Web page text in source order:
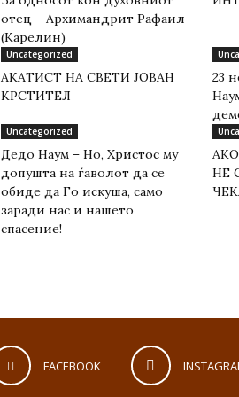
отец – Архимандрит Рафаил
(Карелин)
Uncategorized
АКАТИСТ НА СВЕТИ ЈОВАН
КРСТИТЕЛ
23
Uncategorized
Дедо Наум – Но, Христос му
допушта на ѓаволот да се
обиде да Го искуша, само
заради нас и нашето
спасение!
НЕ
FACEBOOK